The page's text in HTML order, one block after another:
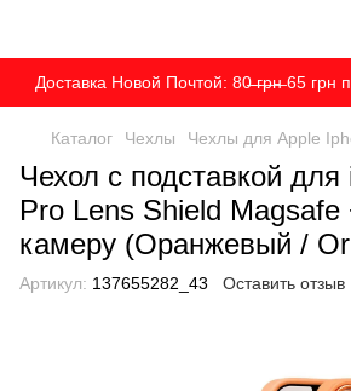
Доставка Новой Почтой: 80̶ ̶г̶р̶н̶ 65 грн
Каталог Чехлы Чехлы для Apple
Чехол с подставкой для
Pro Lens Shield
камеру (Оранжевый /
Артикул: 137655282_43 Оставить отзыв